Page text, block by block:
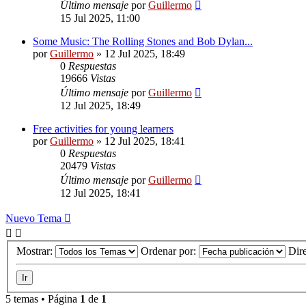
Último mensaje porGuillermo
15 Jul 2025, 11:00
Some Music: The Rolling Stones and Bob Dylan...
porGuillermo » 12 Jul 2025, 18:49
0 Respuestas
19666 Vistas
Último mensaje porGuillermo
12 Jul 2025, 18:49
Free activities for young learners
porGuillermo » 12 Jul 2025, 18:41
0 Respuestas
20479 Vistas
Último mensaje porGuillermo
12 Jul 2025, 18:41
Nuevo Tema
Mostrar: Ordenar por:
5 temas • Página 1 de 1